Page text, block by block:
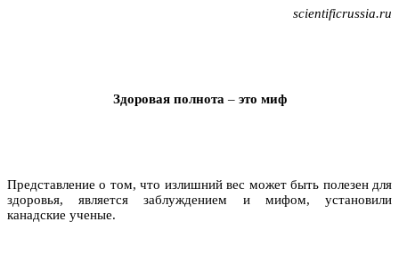
scientificrussia.ru
Здоровая полнота –это миф
Представление о том, что излишний вес может быть полезен для
здоровья, является заблуждением и мифом, установили
канадские ученые.